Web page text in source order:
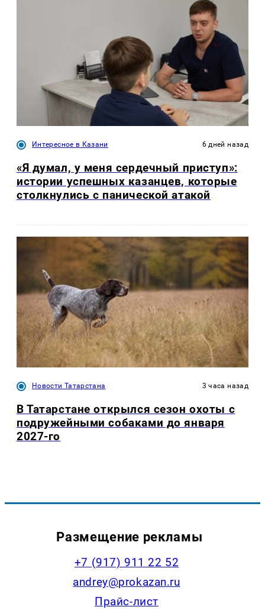
Интересное в Казани 6 дней назад
«Я думал, у меня сердечный приступ»:
истории успешных казанцев, которые
столкнулись с панической атакой
Новости Татарстана 3 часа назад
В Татарстане открылся сезон охоты с
подружейными собаками до января
2027-го
Размещение рекламы
+7 (917) 911 22 52
andrey@prokazan.ru
Прайс-лист